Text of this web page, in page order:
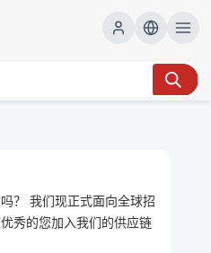
B2B/B2C
技巧, wholesale 户外烹饪,
用大全汇
？ 我们现正式面向全球招
秀的您加入我们的供应链